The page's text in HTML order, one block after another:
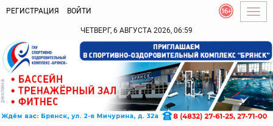
РЕГИСТРАЦИЯ ВОЙТИ
ЧЕТВЕРГ, 6 АВГУСТА 2026, 06:59